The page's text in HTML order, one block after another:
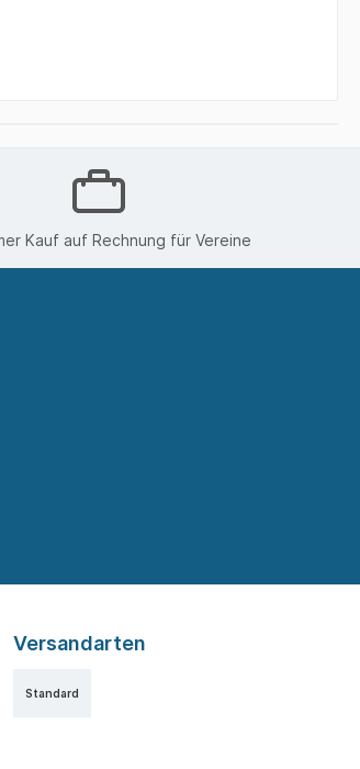
Kauf auf Rechnung für Vereine
Versandarten
Standard